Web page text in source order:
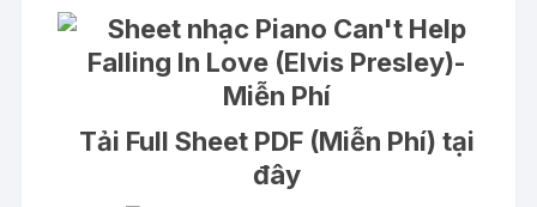
Tải Full Sheet PDF (Miễn Phí) tại
đây